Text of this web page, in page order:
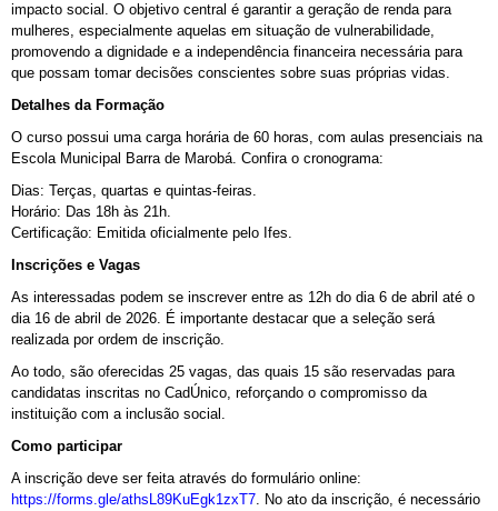
impacto social. O objetivo central é garantir a geração de renda para
mulheres, especialmente aquelas em situação de vulnerabilidade,
promovendo a dignidade e a independência financeira necessária para
que possam tomar decisões conscientes sobre suas próprias vidas.
Detalhes da Formação
O curso possui uma carga horária de 60 horas, com aulas presenciais na
Escola Municipal Barra de Marobá. Confira o cronograma:
Dias: Terças, quartas e quintas-feiras.
Horário: Das 18h às 21h.
Certificação: Emitida oficialmente pelo Ifes.
Inscrições e Vagas
As interessadas podem se inscrever entre as 12h do dia 6 de abril até o
dia 16 de abril de 2026. É importante destacar que a seleção será
realizada por ordem de inscrição.
Ao todo, são oferecidas 25 vagas, das quais 15 são reservadas para
candidatas inscritas no CadÚnico, reforçando o compromisso da
instituição com a inclusão social.
Como participar
A inscrição deve ser feita através do formulário online:
https://forms.gle/athsL89KuEgk1zxT7. No ato da inscrição, é necessário